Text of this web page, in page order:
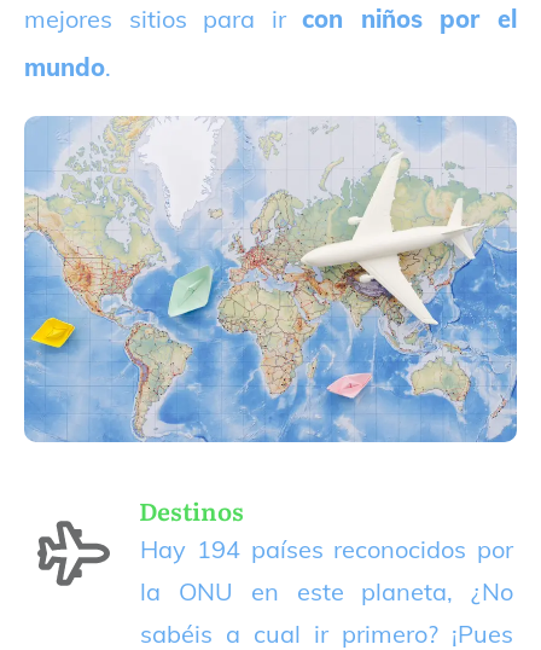
mejores sitios para ircon niños por el
mundo.
Destinos
Hay 194 países reconocidos por
la ONU en este planeta, ¿No
sabéis a cual ir primero? ¡Pues